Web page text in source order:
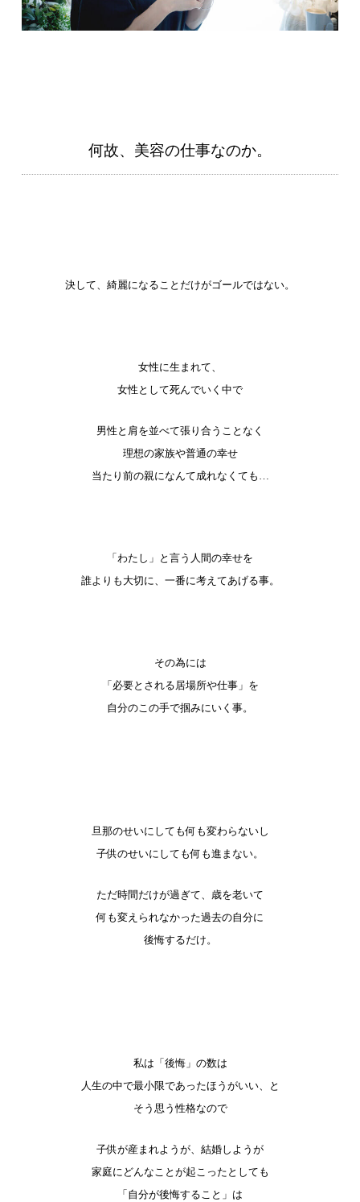
何故、美容の仕事なのか。
決して、綺麗になることだけがゴールではない。
女性に生まれて、
女性として死んでいく中で
男性と肩を並べて張り合うことなく
理想の家族や普通の幸せ
当たり前の親になんて成れなくても…
「わたし」と言う人間の幸せを
誰よりも大切に、一番に考えてあげる事。
その為には
「必要とされる居場所や仕事」を
自分のこの手で掴みにいく事。
旦那のせいにしても何も変わらないし
子供のせいにしても何も進まない。
ただ時間だけが過ぎて、歳を老いて
何も変えられなかった過去の自分に
後悔するだけ。
私は「後悔」の数は
人生の中で最小限であったほうがいい、と
そう思う性格なので
子供が産まれようが、結婚しようが
家庭にどんなことが起こったとしても
「自分が後悔すること」は